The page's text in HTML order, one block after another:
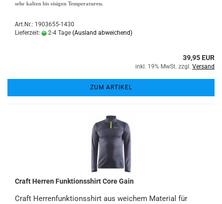
sehr kalten bis eisigen Temperaturen.
Art.Nr.: 1903655-1430
Lieferzeit:
2-4 Tage (Ausland abweichend)
39,95 EUR
inkl. 19% MwSt. zzgl. Versand
ZUM ARTIKEL
Craft Herren Funktionsshirt Core Gain
Craft Herrenfunktionsshirt aus weichem Material für